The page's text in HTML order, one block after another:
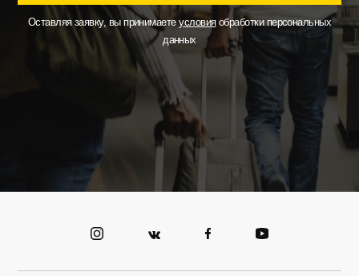
Оставляя заявку, вы принимаетеусловияобработки персональных
данных